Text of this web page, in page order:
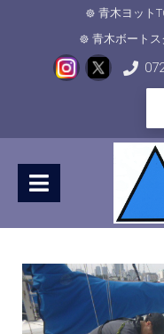
青木ヨット
青木ボートス